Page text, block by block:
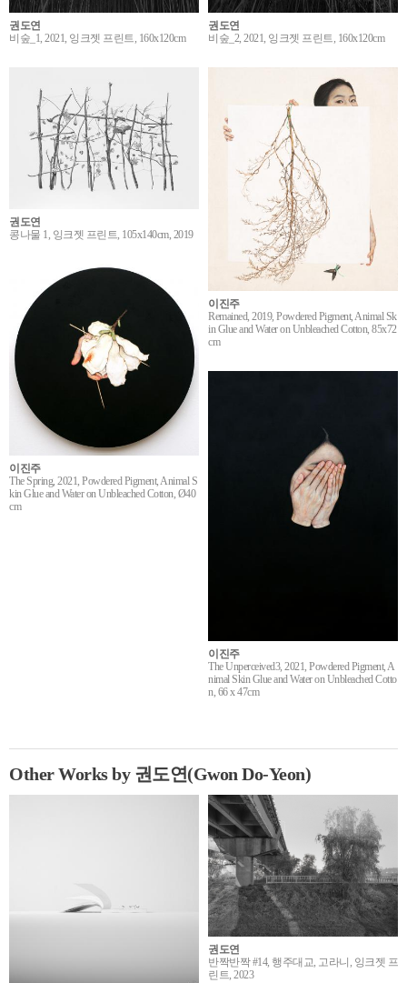
권도연
비숲_1, 2021, 잉크젯 프린트, 160x120cm
권도연
비숲_2, 2021, 잉크젯 프린트, 160x120cm
권도연
콩나물 1, 잉크젯 프린트, 105x140cm, 2019
이진주
Remained, 2019, Powdered Pigment, Animal Sk
in Glue and Water on Unbleached Cotton, 85x72
cm
이진주
The Spring, 2021, Powdered Pigment, Animal S
kin Glue and Water on Unbleached Cotton, Ø40
cm
이진주
The Unperceived3, 2021, Powdered Pigment, A
nimal Skin Glue and Water on Unbleached Cotto
n, 66 x 47cm
Other Works by 권도연(Gwon Do-Yeon)
권도연
반짝반짝 #14, 행주대교, 고라니, 잉크젯 프
린트, 2023